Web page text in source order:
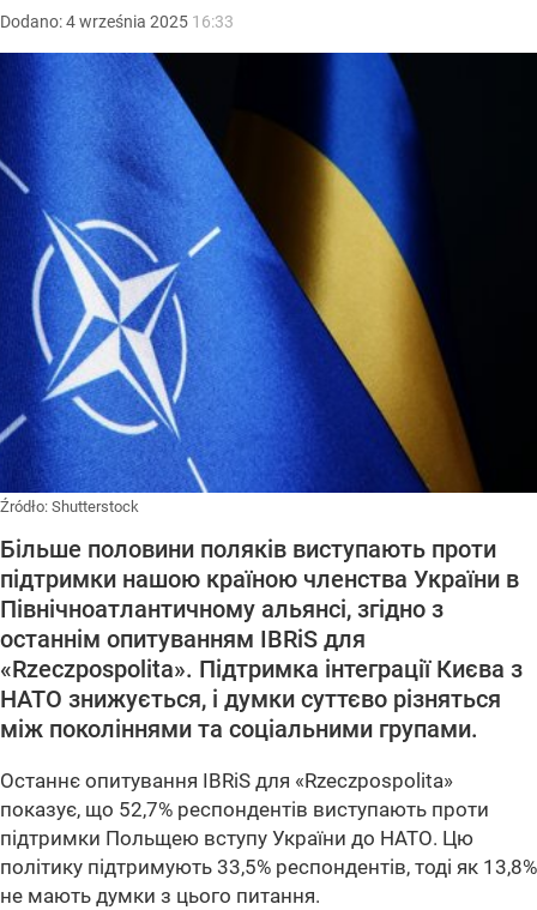
Dodano:4września 2025 16:33
Źródło: Shutterstock
Більше половини поляків виступають проти
підтримки нашою країною членства України в
Північноатлантичному альянсі, згідно з
останнім опитуванням IBRiS для
«Rzeczpospolita». Підтримка інтеграції Києва з
НАТО знижується, і думки суттєво різняться
між поколіннями та соціальними групами.
Останнє опитування IBRiS для «Rzeczpospolita»
показує, що 52,7% респондентів виступають проти
підтримки Польщею вступу України до НАТО. Цю
політику підтримують 33,5% респондентів, тоді як 13,8%
не мають думки з цього питання.